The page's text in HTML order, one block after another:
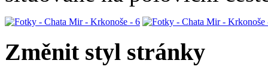
Změnit styl stránky